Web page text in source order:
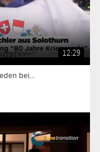
12:29
bei...